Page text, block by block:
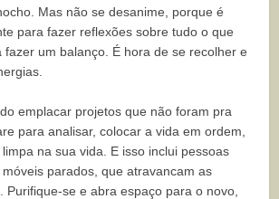
Mas não se desanime, porque é
para fazer reflexões sobre tudo o que
fazer um balanço. É hora de se recolher e
emplacar projetos que não foram pra
para analisar, colocar a vida em ordem,
na sua vida. E isso inclui pessoas
parados, que atravancam as
Purifique-se e abra espaço para o novo,